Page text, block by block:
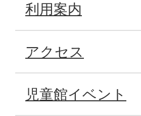
利用案内
アクセス
児童館イベント